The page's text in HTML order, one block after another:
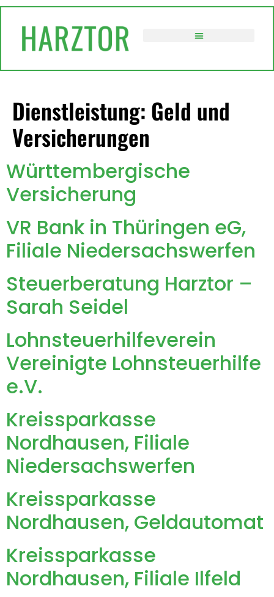
Dienstleistung: Geld und
Versicherungen
Württembergische
Versicherung
VR Bank in Thüringen eG,
Filiale Niedersachswerfen
Steuerberatung Harztor –
Sarah Seidel
Lohnsteuerhilfeverein
Vereinigte Lohnsteuerhilfe
e.V.
Kreissparkasse
Nordhausen, Filiale
Niedersachswerfen
Kreissparkasse
Nordhausen, Geldautomat
Kreissparkasse
Nordhausen, Filiale Ilfeld